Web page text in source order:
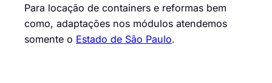
Para locação de containers e reformas bem
como, adaptações nos módulos atendemos
somente o Estado de São Paulo.